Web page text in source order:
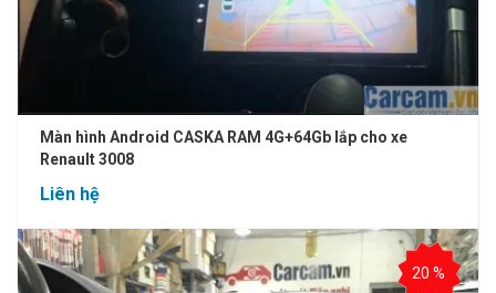
Màn hình Android CASKA RAM 4G+64Gb lắp cho xe
Renault 3008
Liên hệ
20 %